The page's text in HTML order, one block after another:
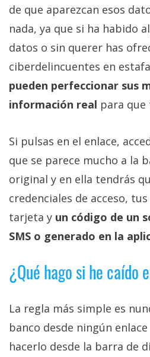
de que aparezcan esos
nada, ya que si ha habido
datos o sin querer has
ciberdelincuentes en
pueden perfeccionar sus
información real para que
Si pulsas en el enlace,
que se parece mucho a la
original y en ella tendrás
credenciales de acceso,
tarjeta y un código de un
SMS o generado en la
¿Qué hago si he caído
La regla más simple es
banco desde ningún
hacerlo desde la barra de